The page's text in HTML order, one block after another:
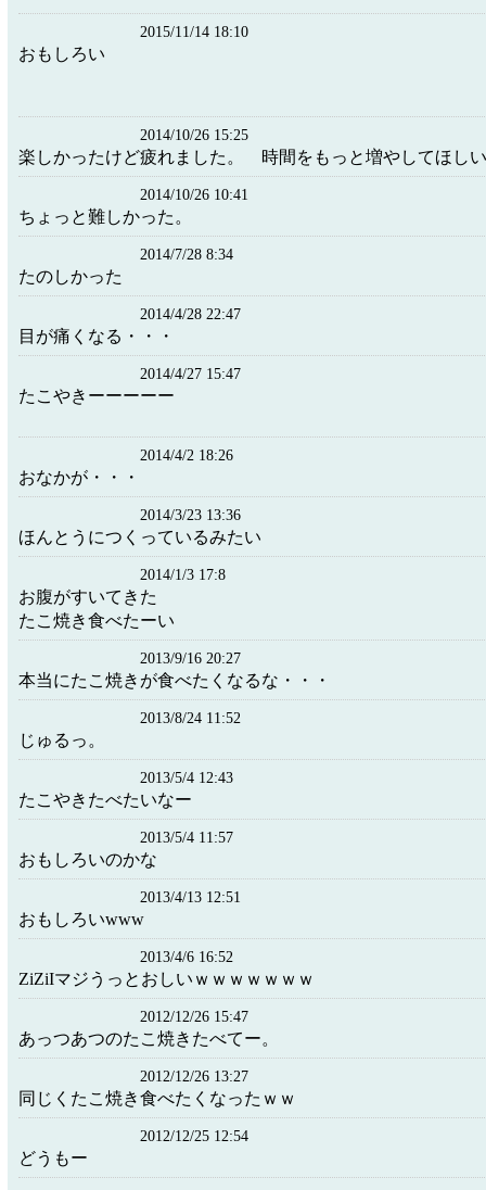
2015/11/14 18:10
おもしろい
2014/10/26 15:25
楽しかったけど疲れました。 時間をもっと増やしてほし
2014/10/26 10:41
ちょっと難しかった。
2014/7/28 8:34
たのしかった
2014/4/28 22:47
目が痛くなる・・・
2014/4/27 15:47
たこやきーーーーー
2014/4/2 18:26
おなかが・・・
2014/3/23 13:36
ほんとうにつくっているみたい
2014/1/3 17:8
お腹がすいてきた
たこ焼き食べたーい
2013/9/16 20:27
本当にたこ焼きが食べたくなるな・・・
2013/8/24 11:52
じゅるっ。
2013/5/4 12:43
たこやきたべたいなー
2013/5/4 11:57
おもしろいのかな
2013/4/13 12:51
おもしろいwww
2013/4/6 16:52
ZiZiIマジうっとおしいｗｗｗｗｗｗｗ
2012/12/26 15:47
あっつあつのたこ焼きたべてー。
2012/12/26 13:27
同じくたこ焼き食べたくなったｗｗ
2012/12/25 12:54
どうもー